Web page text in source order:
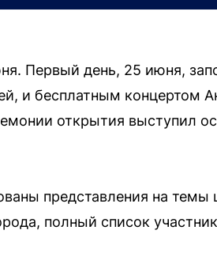
Первый день, 25 июня,
и бесплатным концертом
открытия выступил
представления на темы
полный список